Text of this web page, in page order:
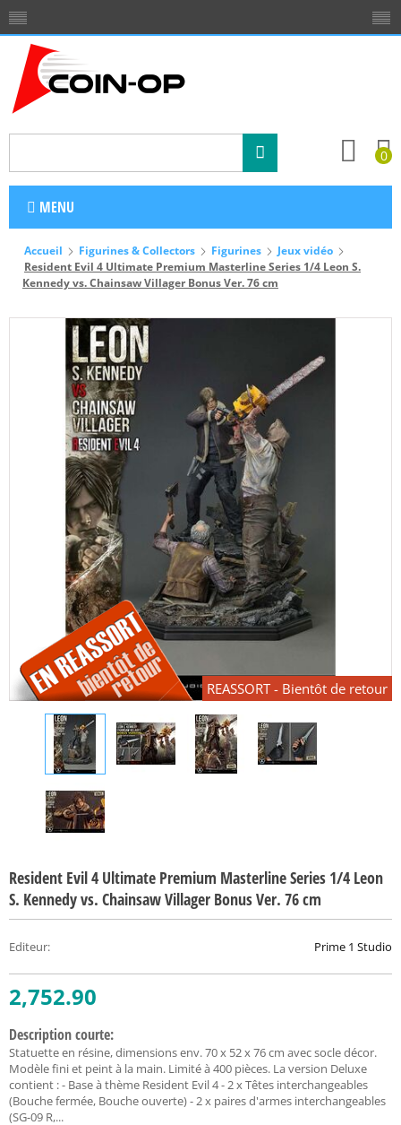
0
MENU
Accueil Figurines & Collectors Figurines
Jeux vidéo
Resident Evil 4 Ultimate Premium Masterline Series 1/4 Leon S.
Kennedy vs. Chainsaw Villager Bonus Ver. 76 cm
REASSORT - Bientôt de retour
Resident Evil 4 Ultimate Premium Masterline Series 1/4 Leon
S. Kennedy vs. Chainsaw Villager Bonus Ver. 76 cm
Editeur: Prime 1 Studio
2,752.90
Description courte:
Statuette en résine, dimensions env. 70 x 52 x 76 cm avec socle décor.
Modèle fini et peint à la main. Limité à 400 pièces. La version Deluxe
contient : - Base à thème Resident Evil 4 - 2 x Têtes interchangeables
(Bouche fermée, Bouche ouverte) - 2 x paires d'armes interchangeables
(SG-09 R,...